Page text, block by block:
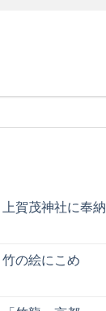
上賀茂神社に奉納
の絵にこめ